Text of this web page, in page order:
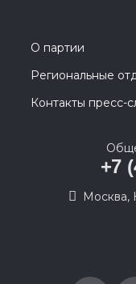
О партии
Региональные
Контакты пресс-
+7
Москва,